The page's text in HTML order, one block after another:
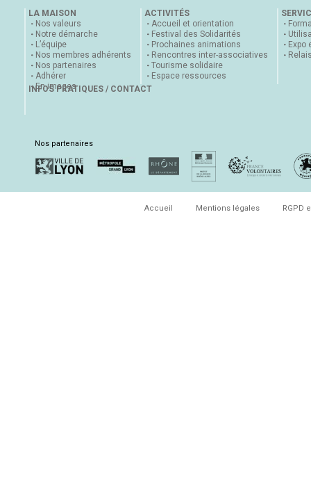
LA MAISON
Nos valeurs
Notre démarche
L’équipe
Nos membres adhérents
Nos partenaires
Adhérer
En images
ACTIVITÉS
Accueil et orientation
Festival des Solidarités
Prochaines animations
Rencontres inter-associatives
Tourisme solidaire
Espace ressources
Expo
INFOS PRATIQUES / CONTACT
Nos partenaires
Accueil Mentions légales RGPD